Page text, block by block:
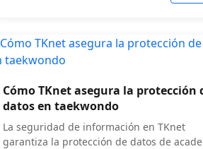
Cómo TKnet asegura la protección
datos en taekwondo
La seguridad de información en TKnet
garantiza la protección de datos de